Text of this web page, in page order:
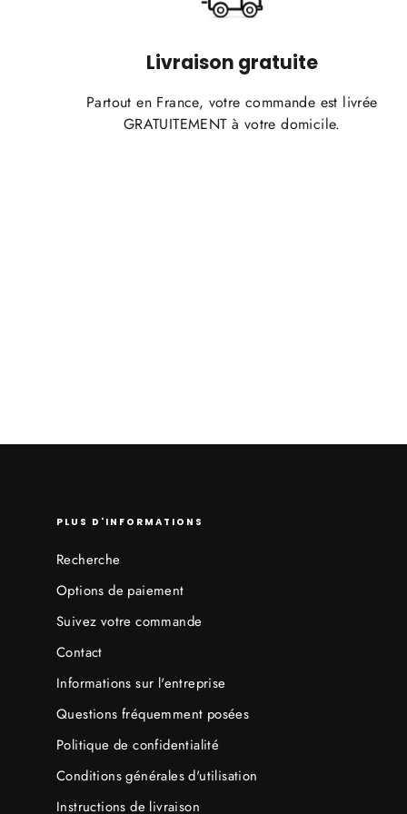
Livraison gratuite
Partout en France, votre commande est livrée
GRATUITEMENT à votre domicile.
PLUS D'INFORMATIONS
Recherche
Options de paiement
Suivez votre commande
Contact
Informations sur l'entreprise
Questions fréquemment posées
Politique de confidentialité
Conditions générales d'utilisation
Instructions de livraison